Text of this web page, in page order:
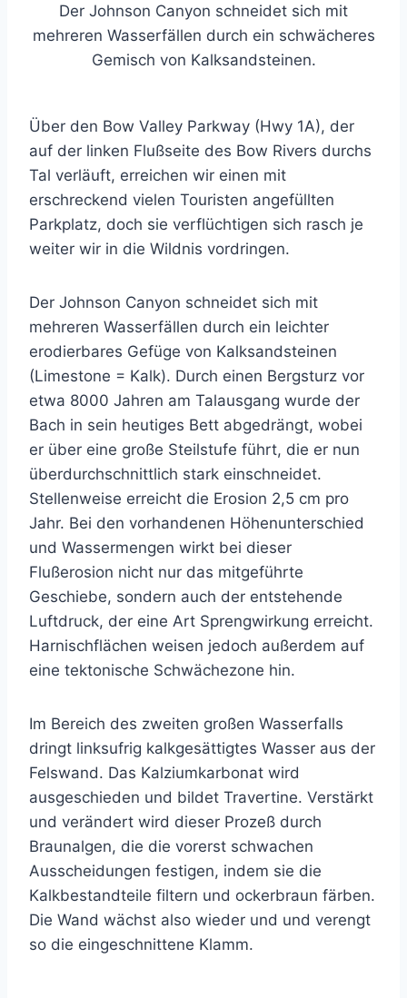
Der Johnson Canyon schneidet sich mit
mehreren Wasserfällen durch ein schwächeres
Gemisch von Kalksandsteinen.
Über den Bow Valley Parkway (Hwy 1A), der
auf der linken Flußseite des Bow Rivers durchs
Tal verläuft, erreichen wir einen mit
erschreckend vielen Touristen angefüllten
Parkplatz, doch sie verflüchtigen sich rasch je
weiter wir in die Wildnis vordringen.
Der Johnson Canyon schneidet sich mit
mehreren Wasserfällen durch ein leichter
erodierbares Gefüge von Kalksandsteinen
(Limestone = Kalk). Durch einen Bergsturz vor
etwa 8000 Jahren am Talausgang wurde der
Bach in sein heutiges Bett abgedrängt, wobei
er über eine große Steilstufe führt, die er nun
überdurchschnittlich stark einschneidet.
Stellenweise erreicht die Erosion 2,5 cm pro
Jahr. Bei den vorhandenen Höhenunterschied
und Wassermengen wirkt bei dieser
Flußerosion nicht nur das mitgeführte
Geschiebe, sondern auch der entstehende
Luftdruck, der eine Art Sprengwirkung erreicht.
Harnischflächen weisen jedoch außerdem auf
eine tektonische Schwächezone hin.
Im Bereich des zweiten großen Wasserfalls
dringt linksufrig kalkgesättigtes Wasser aus der
Felswand. Das Kalziumkarbonat wird
ausgeschieden und bildet Travertine. Verstärkt
und verändert wird dieser Prozeß durch
Braunalgen, die die vorerst schwachen
Ausscheidungen festigen, indem sie die
Kalkbestandteile filtern und ockerbraun färben.
Die Wand wächst also wieder und und verengt
so die eingeschnittene Klamm.